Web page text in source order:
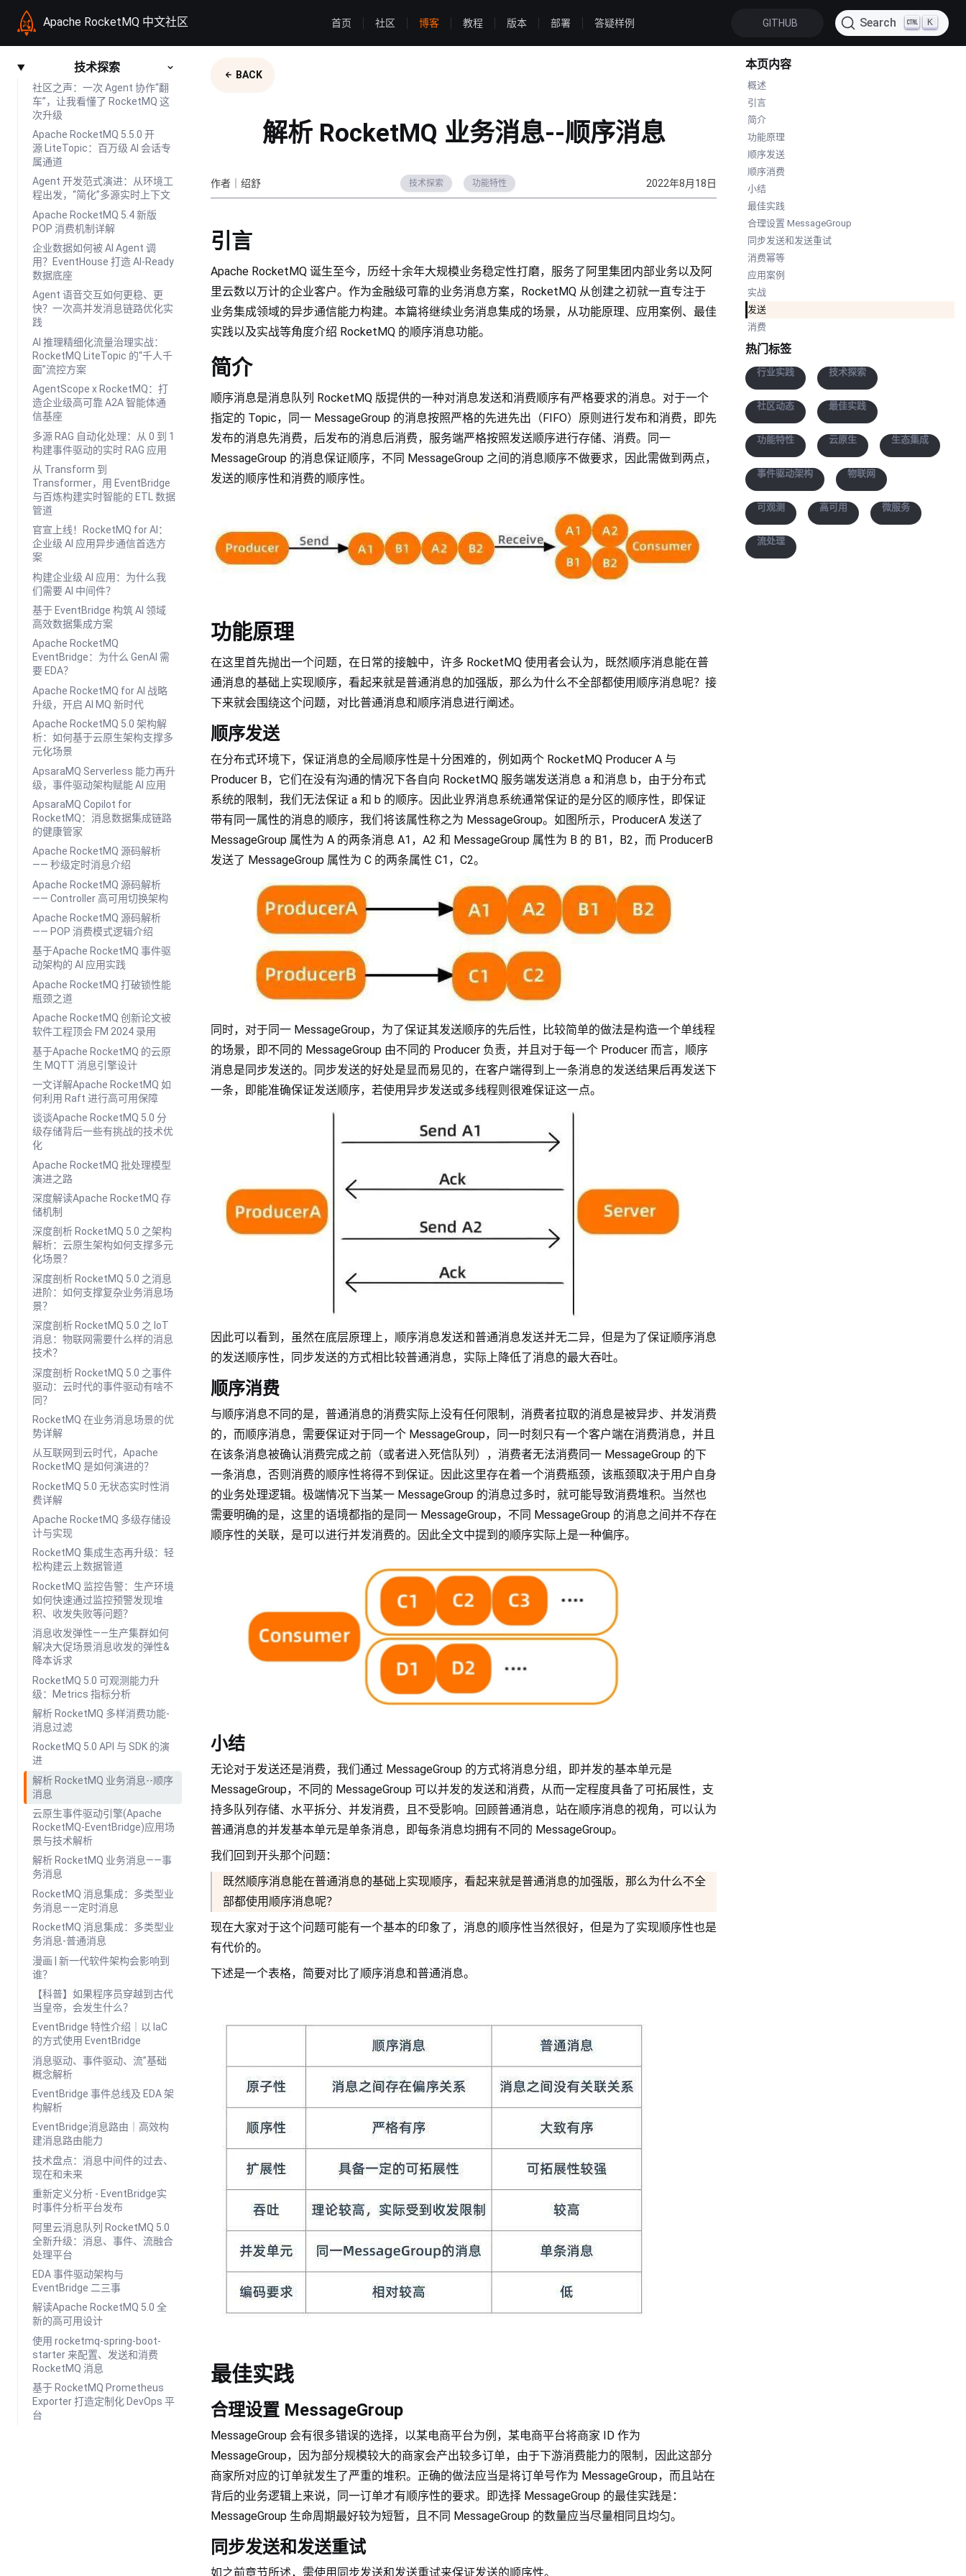
Apache RocketMQ 中文社区 首页 社区 博客 教程 版本 部署 答疑样例 GITHUB Search K
技术探索
社区之声：一次 Agent 协作“翻
车”，让我看懂了 RocketMQ 这
次升级
Apache RocketMQ 5.5.0 开
源 LiteTopic：百万级 AI 会话专
属通道
Agent 开发范式演进：从环境工
程出发，“简化”多源实时上下文
Apache RocketMQ 5.4 新版
POP 消费机制详解
企业数据如何被 AI Agent 调
用？EventHouse 打造 AI-Ready
数据底座
Agent 语音交互如何更稳、更
快？一次高并发消息链路优化实
践
AI 推理精细化流量治理实战：
RocketMQ LiteTopic 的“千人千
面”流控方案
AgentScope x RocketMQ：打
造企业级高可靠 A2A 智能体通
信基座
多源 RAG 自动化处理：从 0 到 1
构建事件驱动的实时 RAG 应用
从 Transform 到
Transformer，用 EventBridge
与百炼构建实时智能的 ETL 数据
管道
官宣上线！RocketMQ for AI：
企业级 AI 应用异步通信首选方
案
构建企业级 AI 应用：为什么我
们需要 AI 中间件？
基于 EventBridge 构筑 AI 领域
高效数据集成方案
Apache RocketMQ
EventBridge：为什么 GenAI 需
要 EDA？
Apache RocketMQ for AI 战略
升级，开启 AI MQ 新时代
Apache RocketMQ 5.0 架构解
析：如何基于云原生架构支撑多
元化场景
ApsaraMQ Serverless 能力再升
级，事件驱动架构赋能 AI 应用
ApsaraMQ Copilot for
RocketMQ：消息数据集成链路
的健康管家
Apache RocketMQ 源码解析
—— 秒级定时消息介绍
Apache RocketMQ 源码解析
—— Controller 高可用切换架构
Apache RocketMQ 源码解析
—— POP 消费模式逻辑介绍
基于Apache RocketMQ 事件驱
动架构的 AI 应用实践
Apache RocketMQ 打破锁性能
瓶颈之道
Apache RocketMQ 创新论文被
软件工程顶会 FM 2024 录用
基于Apache RocketMQ 的云原
生 MQTT 消息引擎设计
一文详解Apache RocketMQ 如
何利用 Raft 进行高可用保障
谈谈Apache RocketMQ 5.0 分
级存储背后一些有挑战的技术优
化
Apache RocketMQ 批处理模型
演进之路
深度解读Apache RocketMQ 存
储机制
深度剖析 RocketMQ 5.0 之架构
解析：云原生架构如何支撑多元
化场景？
深度剖析 RocketMQ 5.0 之消息
进阶：如何支撑复杂业务消息场
景？
深度剖析 RocketMQ 5.0 之 IoT
消息：物联网需要什么样的消息
技术？
深度剖析 RocketMQ 5.0 之事件
驱动：云时代的事件驱动有啥不
同？
RocketMQ 在业务消息场景的优
势详解
从互联网到云时代，Apache
RocketMQ 是如何演进的？
RocketMQ 5.0 无状态实时性消
费详解
Apache RocketMQ 多级存储设
计与实现
RocketMQ 集成生态再升级：轻
松构建云上数据管道
RocketMQ 监控告警：生产环境
如何快速通过监控预警发现堆
积、收发失败等问题？
消息收发弹性——生产集群如何
解决大促场景消息收发的弹性&
降本诉求
RocketMQ 5.0 可观测能力升
级：Metrics 指标分析
解析 RocketMQ 多样消费功能-
消息过滤
RocketMQ 5.0 API 与 SDK 的演
进
解析 RocketMQ 业务消息--顺序
消息
云原生事件驱动引擎(Apache
RocketMQ-EventBridge)应用场
景与技术解析
解析 RocketMQ 业务消息——事
务消息
RocketMQ 消息集成：多类型业
务消息——定时消息
RocketMQ 消息集成：多类型业
务消息-普通消息
漫画 | 新一代软件架构会影响到
谁？
【科普】如果程序员穿越到古代
当皇帝，会发生什么？
EventBridge 特性介绍｜以 IaC
的方式使用 EventBridge
消息驱动、事件驱动、流”基础
概念解析
EventBridge 事件总线及 EDA 架
构解析
EventBridge消息路由｜高效构
建消息路由能力
技术盘点：消息中间件的过去、
现在和未来
重新定义分析 - EventBridge实
时事件分析平台发布
阿里云消息队列 RocketMQ 5.0
全新升级：消息、事件、流融合
处理平台
EDA 事件驱动架构与
EventBridge 二三事
解读Apache RocketMQ 5.0 全
新的高可用设计
使用 rocketmq-spring-boot-
starter 来配置、发送和消费
RocketMQ 消息
基于 RocketMQ Prometheus
Exporter 打造定制化 DevOps 平
台
BACK
解析 RocketMQ 业务消息--顺序消息
作者｜绍舒 技术探索 功能特性 2022年8月18日
引言
Apache RocketMQ 诞生至今，历经十余年大规模业务稳定性打磨，服务了阿里集团内部业务以及阿
里云数以万计的企业客户。作为金融级可靠的业务消息方案，RocketMQ 从创建之初就一直专注于
业务集成领域的异步通信能力构建。本篇将继续业务消息集成的场景，从功能原理、应用案例、最佳
实践以及实战等角度介绍 RocketMQ 的顺序消息功能。
简介
顺序消息是消息队列 RocketMQ 版提供的一种对消息发送和消费顺序有严格要求的消息。对于一个
指定的 Topic，同一 MessageGroup 的消息按照严格的先进先出（FIFO）原则进行发布和消费，即先
发布的消息先消费，后发布的消息后消费，服务端严格按照发送顺序进行存储、消费。同一
MessageGroup 的消息保证顺序，不同 MessageGroup 之间的消息顺序不做要求，因此需做到两点，
发送的顺序性和消费的顺序性。
功能原理
在这里首先抛出一个问题，在日常的接触中，许多 RocketMQ 使用者会认为，既然顺序消息能在普
通消息的基础上实现顺序，看起来就是普通消息的加强版，那么为什么不全部都使用顺序消息呢？接
下来就会围绕这个问题，对比普通消息和顺序消息进行阐述。
顺序发送
在分布式环境下，保证消息的全局顺序性是十分困难的，例如两个 RocketMQ Producer A 与
Producer B，它们在没有沟通的情况下各自向 RocketMQ 服务端发送消息 a 和消息 b，由于分布式
系统的限制，我们无法保证 a 和 b 的顺序。因此业界消息系统通常保证的是分区的顺序性，即保证
带有同一属性的消息的顺序，我们将该属性称之为 MessageGroup。如图所示，ProducerA 发送了
MessageGroup 属性为 A 的两条消息 A1，A2 和 MessageGroup 属性为 B 的 B1，B2，而 ProducerB
发送了 MessageGroup 属性为 C 的两条属性 C1，C2。
同时，对于同一 MessageGroup，为了保证其发送顺序的先后性，比较简单的做法是构造一个单线程
的场景，即不同的 MessageGroup 由不同的 Producer 负责，并且对于每一个 Producer 而言，顺序
消息是同步发送的。同步发送的好处是显而易见的，在客户端得到上一条消息的发送结果后再发送下
一条，即能准确保证发送顺序，若使用异步发送或多线程则很难保证这一点。
因此可以看到，虽然在底层原理上，顺序消息发送和普通消息发送并无二异，但是为了保证顺序消息
的发送顺序性，同步发送的方式相比较普通消息，实际上降低了消息的最大吞吐。
顺序消费
与顺序消息不同的是，普通消息的消费实际上没有任何限制，消费者拉取的消息是被异步、并发消费
的，而顺序消息，需要保证对于同一个 MessageGroup，同一时刻只有一个客户端在消费消息，并且
在该条消息被确认消费完成之前（或者进入死信队列），消费者无法消费同一 MessageGroup 的下
一条消息，否则消费的顺序性将得不到保证。因此这里存在着一个消费瓶颈，该瓶颈取决于用户自身
的业务处理逻辑。极端情况下当某一 MessageGroup 的消息过多时，就可能导致消费堆积。当然也
需要明确的是，这里的语境都指的是同一 MessageGroup，不同 MessageGroup 的消息之间并不存在
顺序性的关联，是可以进行并发消费的。因此全文中提到的顺序实际上是一种偏序。
小结
无论对于发送还是消费，我们通过 MessageGroup 的方式将消息分组，即并发的基本单元是
MessageGroup，不同的 MessageGroup 可以并发的发送和消费，从而一定程度具备了可拓展性，支
持多队列存储、水平拆分、并发消费，且不受影响。回顾普通消息，站在顺序消息的视角，可以认为
普通消息的并发基本单元是单条消息，即每条消息均拥有不同的 MessageGroup。
我们回到开头那个问题：
既然顺序消息能在普通消息的基础上实现顺序，看起来就是普通消息的加强版，那么为什么不全
部都使用顺序消息呢？
现在大家对于这个问题可能有一个基本的印象了，消息的顺序性当然很好，但是为了实现顺序性也是
有代价的。
下述是一个表格，简要对比了顺序消息和普通消息。
最佳实践
合理设置 MessageGroup
MessageGroup 会有很多错误的选择，以某电商平台为例，某电商平台将商家 ID 作为
MessageGroup，因为部分规模较大的商家会产出较多订单，由于下游消费能力的限制，因此这部分
商家所对应的订单就发生了严重的堆积。正确的做法应当是将订单号作为 MessageGroup，而且站在
背后的业务逻辑上来说，同一订单才有顺序性的要求。即选择 MessageGroup 的最佳实践是：
MessageGroup 生命周期最好较为短暂，且不同 MessageGroup 的数量应当尽量相同且均匀。
同步发送和发送重试
如之前章节所述，需使用同步发送和发送重试来保证发送的顺序性。
本页内容
概述
引言
简介
功能原理
顺序发送
顺序消费
小结
最佳实践
合理设置 MessageGroup
同步发送和发送重试
消费幂等
应用案例
实战
发送
消费
热门标签
行业实践 技术探索
社区动态 最佳实践
功能特性 云原生 生态集成
事件驱动架构 物联网
可观测 高可用 微服务
流处理